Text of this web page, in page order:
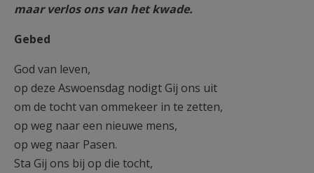
maar verlos ons van het kwade.
Gebed
God van leven,
op deze Aswoensdag nodigt Gij ons uit
om de tocht van ommekeer in te zetten,
op weg naar een nieuwe mens,
op weg naar Pasen.
Sta Gij ons bij op die tocht,